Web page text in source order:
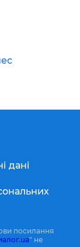
дані
посилання
" не